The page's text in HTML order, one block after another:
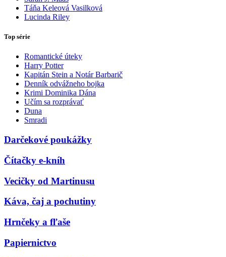
Táňa Keleová Vasilková
Lucinda Riley
Top série
Romantické úteky
Harry Potter
Kapitán Stein a Notár Barbarič
Denník odvážneho bojka
Krimi Dominika Dána
Učím sa rozprávať
Duna
Smradi
Darčekové poukážky
Čítačky e-kníh
Vecičky od Martinusu
Káva, čaj a pochutiny
Hrnčeky a fľaše
Papiernictvo